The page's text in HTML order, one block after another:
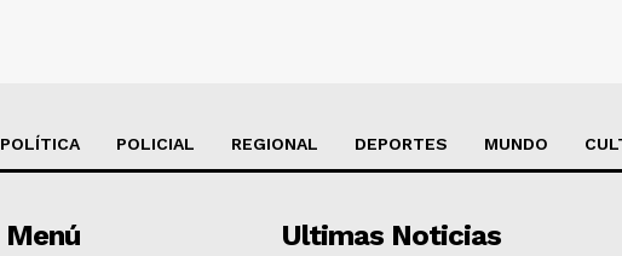
POLÍTICA POLICIAL REGIONAL DEPORTES MUNDO
Menú Ultimas Noticias